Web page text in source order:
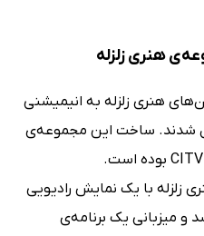
هنری زلزله
داستان‌های هنری زلزله به انیمیشنی
شدند. ساخت این مجموعه‌ی
و دسامبر 2009، هنری زلزله با یک نمایش رادیویی
و میزبانی یک برنامه‌ی